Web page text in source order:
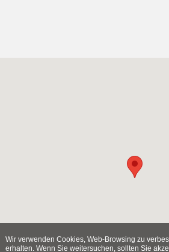
Wir verwenden Cookies, Web-Browsing zu
erhalten. Wenn Sie weitersuchen, sollten Sie